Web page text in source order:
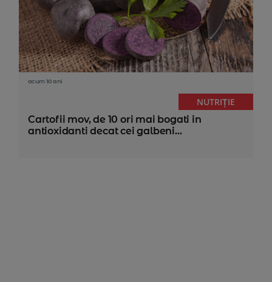
acum 10 ani
NUTRIȚIE
Cartofii mov, de 10 ori mai bogati in
antioxidanti decat cei galbeni...